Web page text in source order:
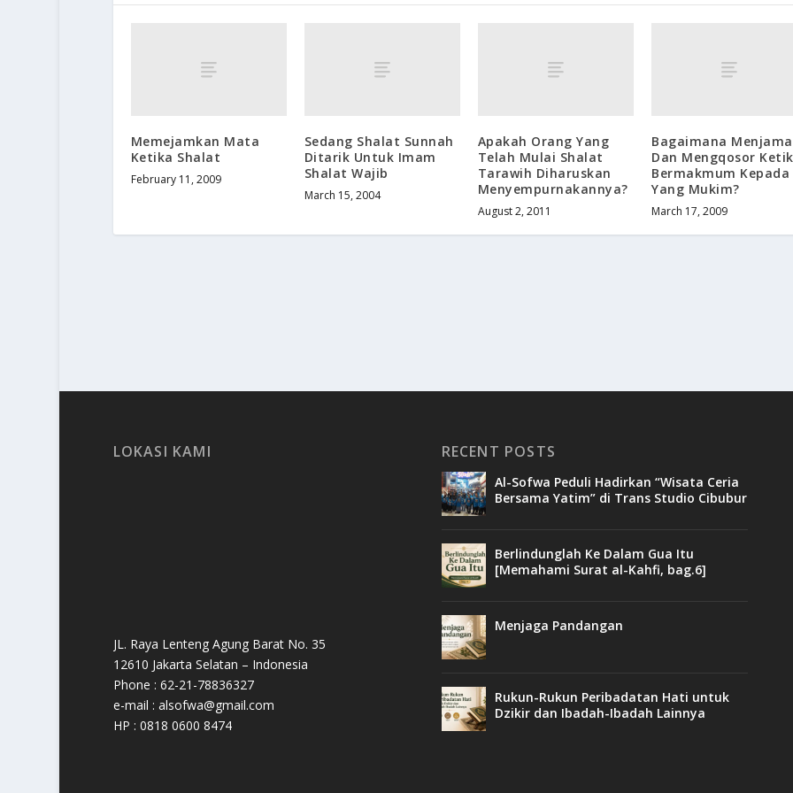
Memejamkan Mata
Ketika Shalat
February 11, 2009
Sedang Shalat Sunnah
Ditarik Untuk Imam
Shalat Wajib
March 15, 2004
Apakah Orang Yang
Telah Mulai Shalat
Tarawih Diharuskan
Menyempurnakannya?
August 2, 2011
Bagaimana
Dan Mengqosor
Bermakmum Kepada
Yang Mukim?
March 17, 2009
LOKASI KAMI
JL. Raya Lenteng Agung Barat No. 35
12610 Jakarta Selatan – Indonesia
Phone : 62-21-78836327
e-mail : alsofwa@gmail.com
HP : 0818 0600 8474
RECENT POSTS
Al-Sofwa Peduli Hadirkan “Wisata Ceria
Bersama Yatim” di Trans Studio Cibubur
Berlindunglah Ke Dalam Gua Itu
[Memahami Surat al-Kahfi, bag.6]
Menjaga Pandangan
Rukun-Rukun Peribadatan Hati untuk
Dzikir dan Ibadah-Ibadah Lainnya